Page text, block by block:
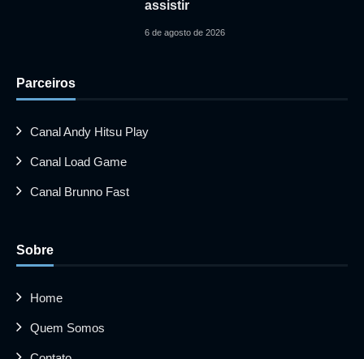
assistir
6 de agosto de 2026
Parceiros
Canal Andy Hitsu Play
Canal Load Game
Canal Brunno Fast
Sobre
Home
Quem Somos